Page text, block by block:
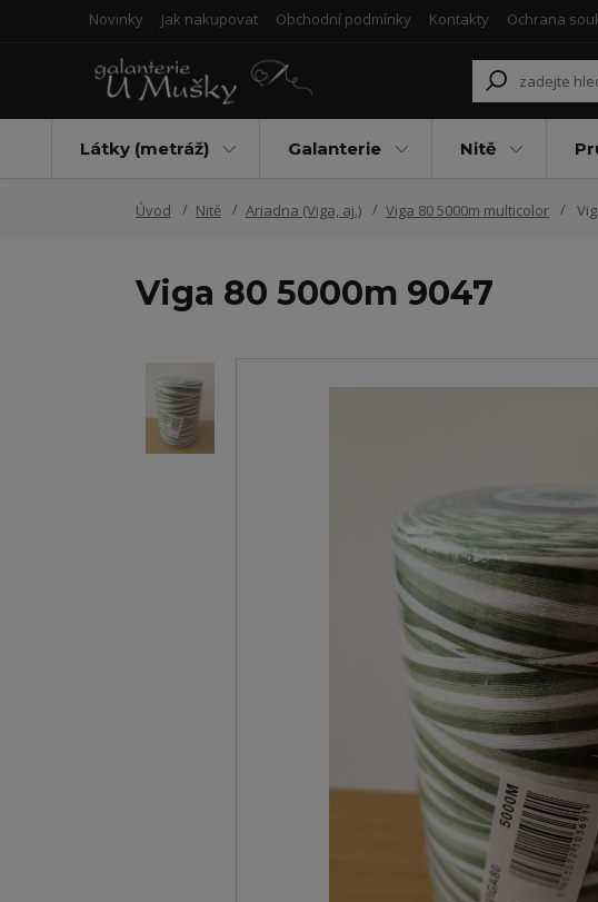
Novinky Jak nakupovat Obchodní podmínky Kontakty Ochrana
Látky (metráž) Galanterie Nitě
Úvod Nitě Ariadna (Viga, aj.) Viga 80 5000m multicolor
Viga 80 5000m 9047